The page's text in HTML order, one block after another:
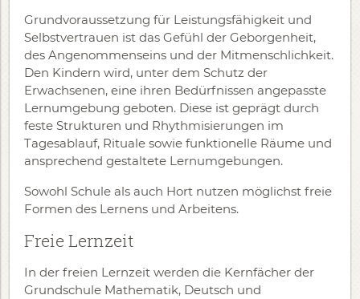
Grundvoraussetzung für Leistungsfähigkeit und
Selbstvertrauen ist das Gefühl der Geborgenheit,
des Angenommenseins und der Mitmenschlichkeit.
Den Kindern wird, unter dem Schutz der
Erwachsenen, eine ihren Bedürfnissen angepasste
Lernumgebung geboten. Diese ist geprägt durch
feste Strukturen und Rhythmisierungen im
Tagesablauf, Rituale sowie funktionelle Räume und
ansprechend gestaltete Lernumgebungen.
Sowohl Schule als auch Hort nutzen möglichst freie
Formen des Lernens und Arbeitens.
Freie Lernzeit
In der freien Lernzeit werden die Kernfächer der
Grundschule Mathematik, Deutsch und